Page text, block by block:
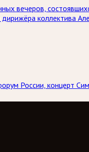
вечеров,
коллектива
России, концерт